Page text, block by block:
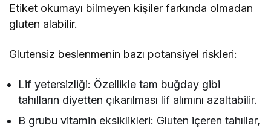
Etiket okumayı bilmeyen kişiler farkında olmadan
gluten alabilir.
Glutensiz beslenmenin bazı potansiyel riskleri:
Lif yetersizliği: Özellikle tam buğday gibi
tahılların diyetten çıkarılması lif alımını azaltabilir.
B grubu vitamin eksiklikleri: Gluten içeren tahıllar,